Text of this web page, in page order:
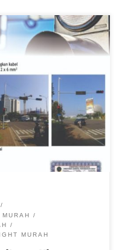
Harga Traffic Light,
Pabrik Lampu Lalu
DISHUB
Light adalah salah
untuk memberikan
agar dapat […]
MURAH